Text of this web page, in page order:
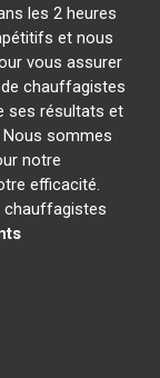
les 2 heures
et nous
vous assurer
chauffagistes
ses résultats et
sommes
notre
efficacité.
chauffagistes